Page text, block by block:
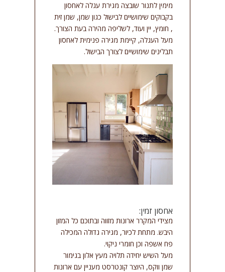
מימין לתנור שובצה מגירת עגלה לאחסון
בקבוקים שימושיים לבישול כגון שמן, שמן זית
, חומץ, יין ועוד, לשליפה מהירה בעת הצורך.
מעל העגלה, קיימת מגירה פנימית לאחסון
תבלינים שימושיים לצורך הבישול.
אחסון זמין:
מצידי המקרר ארונות מזווה ובתוכם כל המזון
היבש. מתחת לכיור, מגירה גדולה המכילה
פח אשפה וכן חומרי ניקוי.
מעל השיש יחידה תלויה מעץ אלון בגימור
שמן ווקס, היוצר קונטרסט מעניין עם ארונות